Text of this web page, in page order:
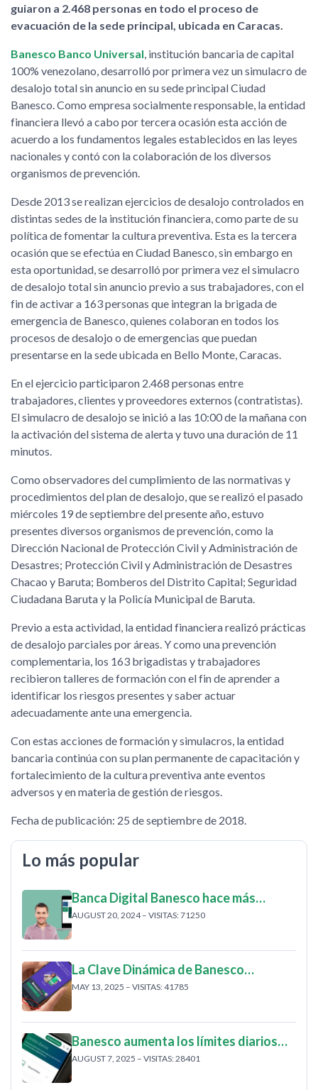
guiaron a 2.468 personas en todo el proceso de
evacuación de la sede principal, ubicada en Caracas.
Banesco Banco Universal , institución bancaria de capital
100% venezolano, desarrolló por primera vez un simulacro de
desalojo total sin anuncio en su sede principal Ciudad
Banesco. Como empresa socialmente responsable, la entidad
financiera llevó a cabo por tercera ocasión esta acción de
acuerdo a los fundamentos legales establecidos en las leyes
nacionales y contó con la colaboración de los diversos
organismos de prevención.
Desde 2013 se realizan ejercicios de desalojo controlados en
distintas sedes de la institución financiera, como parte de su
política de fomentar la cultura preventiva. Esta es la tercera
ocasión que se efectúa en Ciudad Banesco, sin embargo en
esta oportunidad, se desarrolló por primera vez el simulacro
de desalojo total sin anuncio previo a sus trabajadores, con el
fin de activar a 163 personas que integran la brigada de
emergencia de Banesco, quienes colaboran en todos los
procesos de desalojo o de emergencias que puedan
presentarse en la sede ubicada en Bello Monte, Caracas.
En el ejercicio participaron 2.468 personas entre
trabajadores, clientes y proveedores externos (contratistas).
El simulacro de desalojo se inició a las 10:00 de la mañana con
la activación del sistema de alerta y tuvo una duración de 11
minutos.
Como observadores del cumplimiento de las normativas y
procedimientos del plan de desalojo, que se realizó el pasado
miércoles 19 de septiembre del presente año, estuvo
presentes diversos organismos de prevención, como la
Dirección Nacional de Protección Civil y Administración de
Desastres; Protección Civil y Administración de Desastres
Chacao y Baruta; Bomberos del Distrito Capital; Seguridad
Ciudadana Baruta y la Policía Municipal de Baruta.
Previo a esta actividad, la entidad financiera realizó prácticas
de desalojo parciales por áreas. Y como una prevención
complementaria, los 163 brigadistas y trabajadores
recibieron talleres de formación con el fin de aprender a
identificar los riesgos presentes y saber actuar
adecuadamente ante una emergencia.
Con estas acciones de formación y simulacros, la entidad
bancaria continúa con su plan permanente de capacitación y
fortalecimiento de la cultura preventiva ante eventos
adversos y en materia de gestión de riesgos.
Fecha de publicación: 25 de septiembre de 2018.
Lo más popular
Banca Digital Banesco hace más…
AUGUST 20, 2024 – VISITAS: 71250
La Clave Dinámica de Banesco…
MAY 13, 2025 – VISITAS: 41785
Banesco aumenta los límites diarios…
AUGUST 7, 2025 – VISITAS: 28401